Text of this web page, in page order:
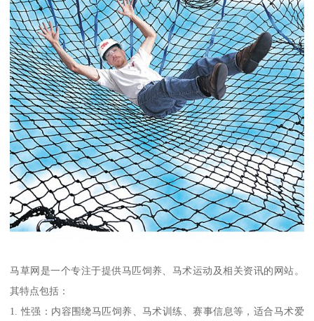
马草网是一个专注于提供马匹饲养、马术运动及相关资讯的网站。
其特点包括：
1. 性强：内容围绕马匹饲养、马术训练、赛事信息等，适合马术爱